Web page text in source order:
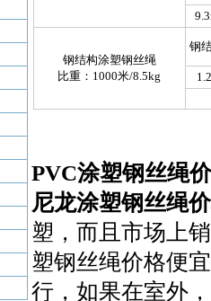
钢结构涂塑钢丝绳
比重：1000米/8.5kg
钢
PVC涂塑钢丝绳
尼龙涂塑钢丝绳
塑，而且市场上
塑钢丝绳价格便
行，如果在室外